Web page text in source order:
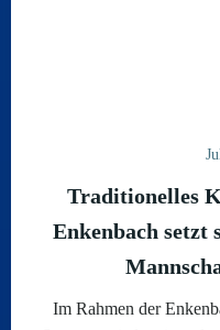
Traditionelles
Enkenbach setzt
Im Rahmen der